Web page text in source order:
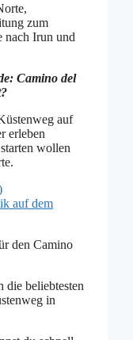
zum
nach Irun und
Camino del
auf
erleben
wollen
den Camino
beliebtesten
in